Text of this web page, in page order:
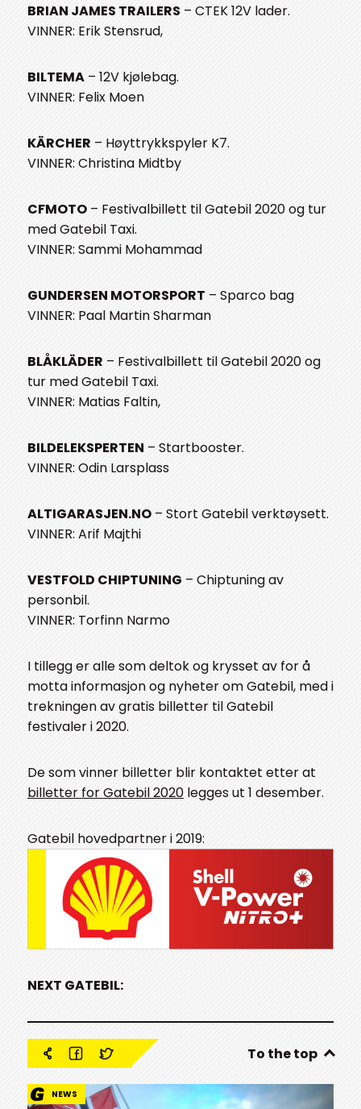
BRIAN JAMES TRAILERS – CTEK 12V lader.
VINNER: Erik Stensrud,
BILTEMA – 12V kjølebag.
VINNER: Felix Moen
KÄRCHER – Høyttrykkspyler K7.
VINNER: Christina Midtby
CFMOTO – Festivalbillett til Gatebil 2020 og tur
med Gatebil Taxi.
VINNER: Sammi Mohammad
GUNDERSEN MOTORSPORT – Sparco bag
VINNER: Paal Martin Sharman
BLÅKLÄDER – Festivalbillett til Gatebil 2020 og
tur med Gatebil Taxi.
VINNER: Matias Faltin,
BILDELEKSPERTEN – Startbooster.
VINNER: Odin Larsplass
ALTIGARASJEN.NO – Stort Gatebil verktøysett.
VINNER: Arif Majthi
VESTFOLD CHIPTUNING – Chiptuning av
personbil.
VINNER: Torfinn Narmo
I tillegg er alle som deltok og krysset av for å
motta informasjon og nyheter om Gatebil, med i
trekningen av gratis billetter til Gatebil
festivaler i 2020.
De som vinner billetter blir kontaktet etter at
billetter for Gatebil 2020 legges ut 1 desember.
Gatebil hovedpartner i 2019:
NEXT GATEBIL:
To the top
NEWS